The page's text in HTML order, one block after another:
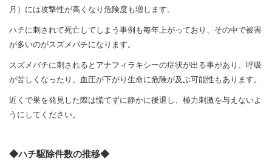
月）には攻撃性が高くなり危険度も増します。
ハチに刺されて死亡してしまう事例も毎年上がっており、その中で被害
が多いのがスズメバチになります。
スズメバチに刺されるとアナフィラキシーの症状が出る事があり、呼吸
が苦しくなったり、血圧が下がり生命に危険が及ぶ可能性もあります。
近くで巣を発見した際は慌てずに静かに後退し、極力刺激を与えないよ
うにしてください。
◆ハチ駆除件数の推移◆